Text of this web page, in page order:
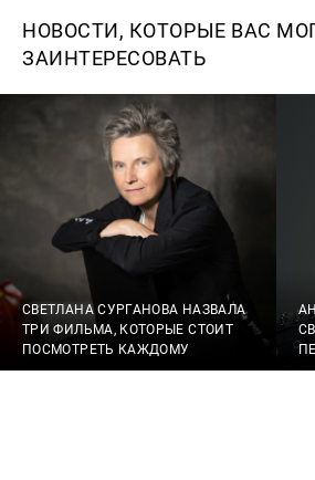
НОВОСТИ, КОТОРЫЕ ВАС
ЗАИНТЕРЕСОВАТЬ
СВЕТЛАНА СУРГАНОВА НАЗВАЛА
ТРИ ФИЛЬМА, КОТОРЫЕ СТОИТ
ПОСМОТРЕТЬ КАЖДОМУ